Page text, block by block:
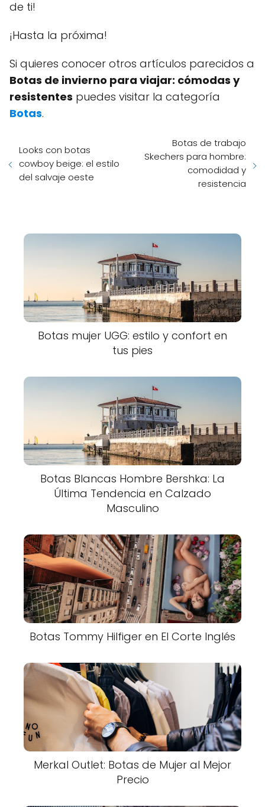
de ti!
¡Hasta la próxima!
Si quieres conocer otros artículos parecidos a
Botas de invierno para viajar: cómodas y
resistentes puedes visitar la categoría
Botas.
Looks con botas
cowboy beige: el estilo
del salvaje oeste
Botas de trabajo
Skechers para hombre:
comodidad y
resistencia
Botas mujer UGG: estilo y confort en
tus pies
Botas Blancas Hombre Bershka: La
Última Tendencia en Calzado
Masculino
Botas Tommy Hilfiger en El Corte Inglés
Merkal Outlet: Botas de Mujer al Mejor
Precio